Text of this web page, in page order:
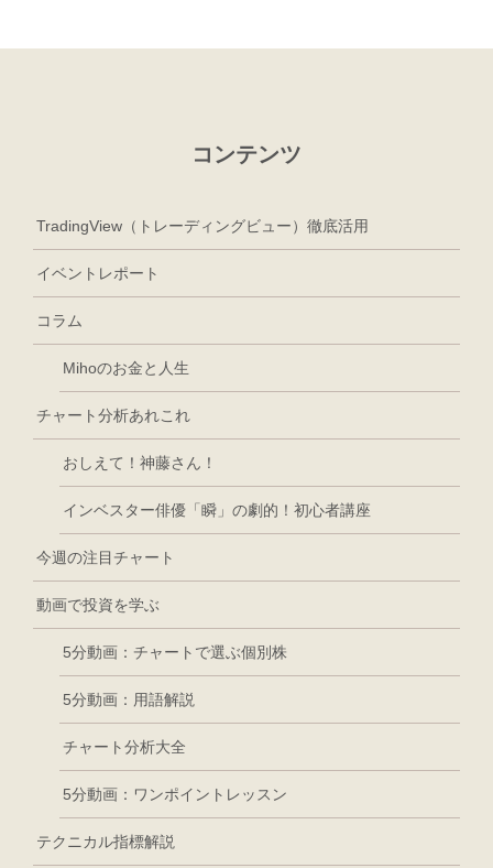
コンテンツ
TradingView（トレーディングビュー）徹底活用
イベントレポート
コラム
Mihoのお金と人生
チャート分析あれこれ
おしえて！神藤さん！
インベスター俳優「瞬」の劇的！初心者講座
今週の注目チャート
動画で投資を学ぶ
5分動画：チャートで選ぶ個別株
5分動画：用語解説
チャート分析大全
5分動画：ワンポイントレッスン
テクニカル指標解説